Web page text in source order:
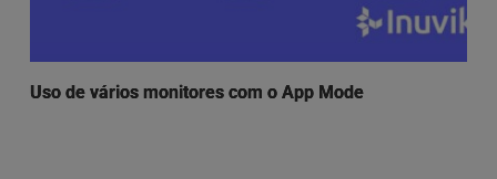
Uso de vários monitores com o App Mode